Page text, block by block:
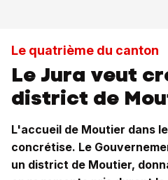
Le quatrième du canton
Le Jura veut
district de
L'accueil de Moutier dans
concrétise. Le
un district de Moutier,